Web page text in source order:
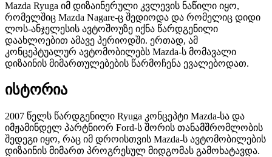
Mazda Ryuga იმ დიზაინერული კვლევის ნაწილი იყო,
რომელშიც Mazda Nagare-ც შედიოდა და რომელიც დიდი
ლოს-ანჯელესის ავტოშოუზე იქნა წარდგენილი
დაახლოებით ამავე პერიოდში. ერთად, ამ
კონცეპტუალურ ავტომობილებს Mazda-ს მომავალი
დიზაინის მიმართულებების წარმოჩენა ევალებოდათ.
ისტორია
2007 წელს წარდგენილი Ryuga კონცეპტი Mazda-სა და
იმჟამინდელ პარტნიორ Ford-ს შორის თანამშრომლობის
შედეგი იყო, რაც იმ დროისთვის Mazda-ს ავტომობილების
დიზაინის მიმართ პროგრესულ მიდგომას გამოხატავდა.